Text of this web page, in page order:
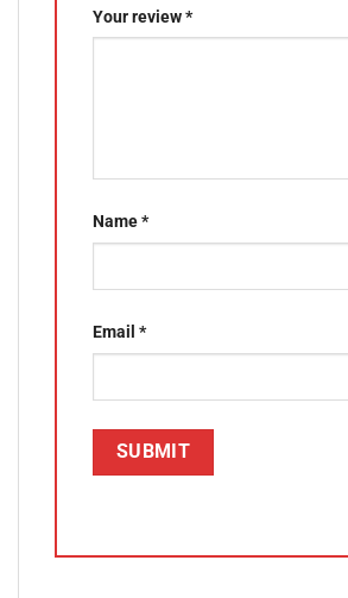
Your review*
Name*
Email *